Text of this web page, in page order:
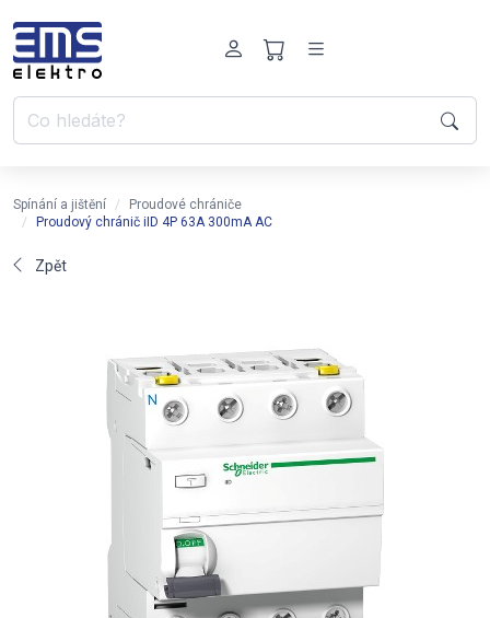
Spínání a jištění
Proudové chrániče
Proudový chránič iID 4P 63A 300mA AC
Zpět